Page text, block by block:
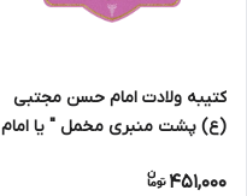
کتیبه ولادت امام حسن مجتبی
(ع) پشت منبری مخمل " یا امام
451,000